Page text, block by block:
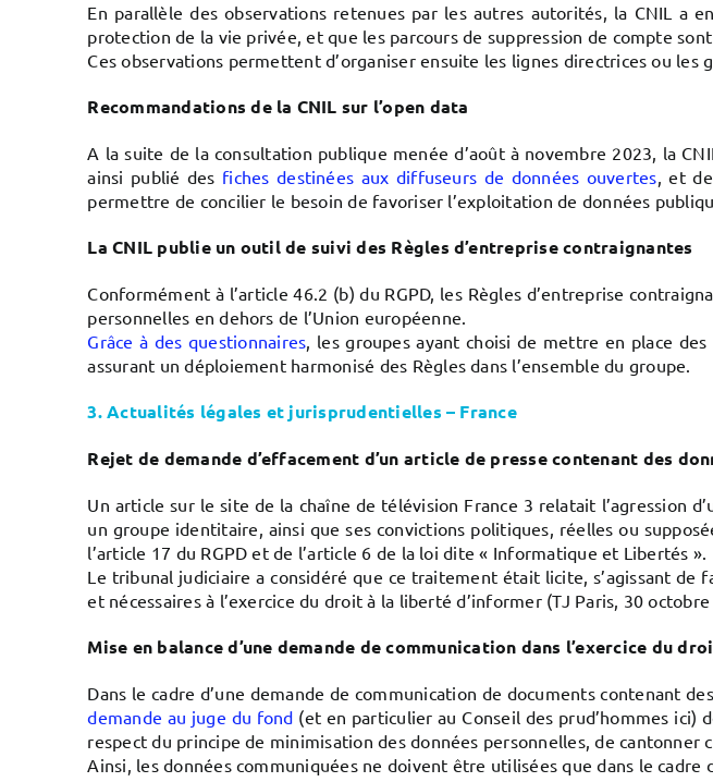
En parallèle des observations retenues par les autres autorités, la CNIL a
protection de la vie privée, et que les parcours de suppression de compte
Ces observations permettent d’organiser ensuite les lignes directrices ou
Recommandations de la CNIL sur l’open data
A la suite de la consultation publique menée d’août à novembre 2023, la
ainsi publié des fiches destinées aux diffuseurs de données ouvertes, et
permettre de concilier le besoin de favoriser l’exploitation de données
La CNIL publie un outil de suivi des Règles d’entreprise contraignantes
Conformément à l’article 46.2 (b) du RGPD, les Règles d’entreprise
personnelles en dehors de l’Union européenne.
Grâce à des questionnaires, les groupes ayant choisi de mettre en place
assurant un déploiement harmonisé des Règles dans l’ensemble du groupe.
3. Actualités légales et jurisprudentielles – France
Rejet de demande d’effacement d’un article de presse contenant des
Un article sur le site de la chaîne de télévision France 3 relatait l’agression
un groupe identitaire, ainsi que ses convictions politiques, réelles ou
l’article 17 du RGPD et de l’article 6 de la loi dite « Informatique et Libertés ».
Le tribunal judiciaire a considéré que ce traitement était licite, s’agissant
et nécessaires à l’exercice du droit à la liberté d’informer (TJ Paris, 30
Mise en balance d’une demande de communication dans l’exercice du
Dans le cadre d’une demande de communication de documents contenant
demande au juge du fond (et en particulier au Conseil des prud’hommes
respect du principe de minimisation des données personnelles, de
Ainsi, les données communiquées ne doivent être utilisées que dans le cadre